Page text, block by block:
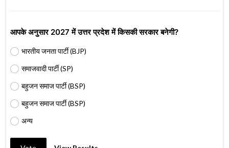
आपके अनुसार 2027 में उत्तर प्रदेश में किसकी सरकार बनेगी?
भारतीय जनता पार्टी (BJP)
समाजवादी पार्टी (SP)
बहुजन समाज पार्टी (BSP)
बहुजन समाज पार्टी (BSP)
अन्य